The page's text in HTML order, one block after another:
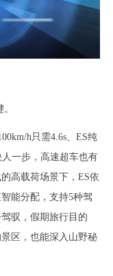
h只需4.6s、ES纯
人一步，高速超车也有
高载荷场景下，ES依
能分配，支持5种驾
驭，假期旅行目的
区，也能深入山野秘